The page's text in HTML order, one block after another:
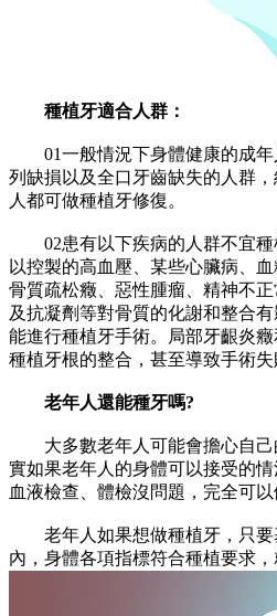
種植牙適合人群：
01一般情況下身體健康的成年
列缺損以及全口牙齒缺失的人群
人都可做種植牙修復。
02患有以下疾病的人群不宜種
以控製的高血壓、某些心臟病、
骨質疏松癥、惡性腫瘤、精神不
及抗凝劑等對骨質的化謝和整合
能進行種植牙手術。局部牙齦炎
種植牙根的整合，甚至導致手術失
老年人還能種牙嗎?
大多數老年人可能會擔心自己
實如果老年人的身體可以接受的
血液檢查、體檢沒問題，完全可以
老年人如果想做種植牙，只要
內，身體各項指標符合種植要求，